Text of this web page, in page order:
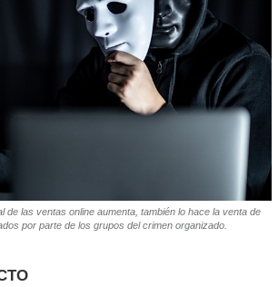
de las ventas online aumenta, también lo hace la venta de
por parte de los grupos del crimen organizado.